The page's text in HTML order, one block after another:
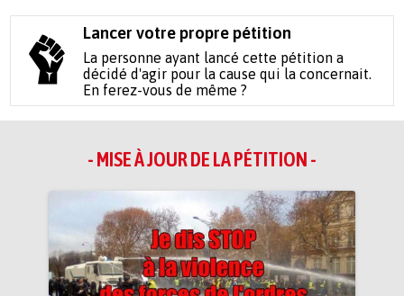
Lancer votre propre pétition
La personne ayant lancé cette pétition a
décidé d'agir pour la cause qui la concernait.
En ferez-vous de même ?
- MISE À JOUR DE LA PÉTITION -